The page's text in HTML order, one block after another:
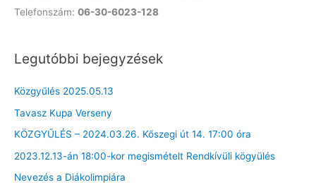
Telefonszám: 06-30-6023-128
Legutóbbi bejegyzések
Közgyűlés 2025.05.13
Tavasz Kupa Verseny
KÖZGYŰLÉS – 2024.03.26. Kőszegi út 14. 17:00 óra
2023.12.13-án 18:00-kor megismételt Rendkívüli kögyülés
Nevezés a Diákolimpiára